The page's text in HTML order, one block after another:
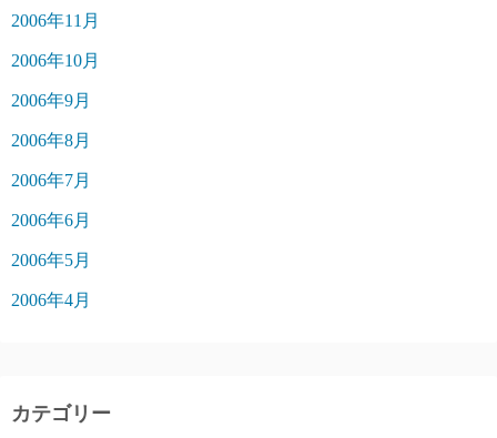
2006年11月
2006年10月
2006年9月
2006年8月
2006年7月
2006年6月
2006年5月
2006年4月
カテゴリー